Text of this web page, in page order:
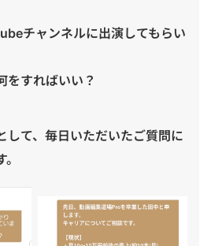
チャンネルに出演してもらい
をすればいい？
して、毎日いただいたご質問に